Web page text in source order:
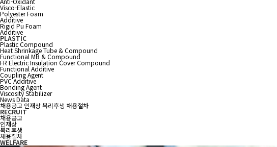
Visco-Elastic
Polyester Foam
Additive
Rigid Pu Foam
Additive
PLASTIC
Plastic Compound
Heat Shrinkage Tube & Compound
Functional MB & Compound
FR Electric Insulation Cover Compound
Functional Additive
Coupling Agent
PVC Additive
Bonding Agent
Viscosity Stabilizer
NewsData
채용공고 인재상복리후생 채용절차
RECRUIT
채용공고
인재상
복리후생
채용절차
WELFARE